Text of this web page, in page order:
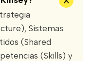
Sistemas
(Shared
(Skills) y